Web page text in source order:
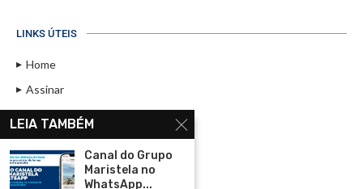
LINKS ÚTEIS
Home
Assinar
Contato
Política de Privacidade
Rádio Maristela - Ao Vivo
LEIA TAMBÉM
Canal do Grupo
Maristela no
WhatsApp...